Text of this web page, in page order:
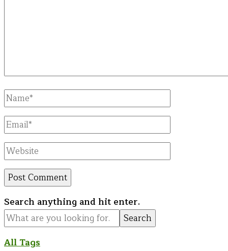
Full
Name
Email
Website
Looking
for
Something?
Search anything and hit enter.
All Tags